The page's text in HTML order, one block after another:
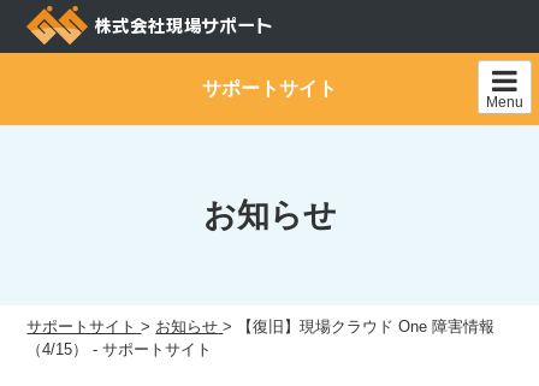
Skip
サポートサイト
Menu
お知らせ
サポートサイト > お知らせ >
【復旧】現場クラウド One 障害情報
（4/15） - サポートサイト